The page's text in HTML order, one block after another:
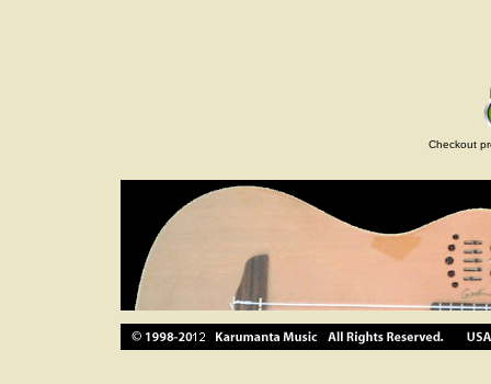
Checkout